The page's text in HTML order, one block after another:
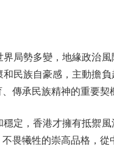
勢多變，地緣政治風
民族自豪感，主動擔
傳承民族精神的重要契
，香港才擁有抵禦風
畏犧牲的崇高品格，從